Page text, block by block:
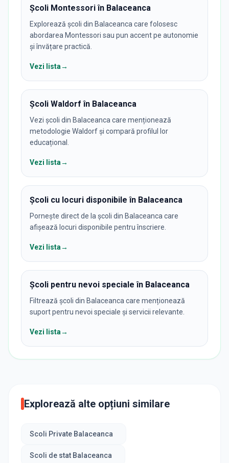
Școli Montessori în Balaceanca
Explorează școli din Balaceanca care folosesc
abordarea Montessori sau pun accent pe autonomie
și învățare practică.
Vezi lista→
Școli Waldorf în Balaceanca
Vezi școli din Balaceanca care menționează
metodologie Waldorf și compară profilul lor
educațional.
Vezi lista→
Școli cu locuri disponibile în Balaceanca
Pornește direct de la școli din Balaceanca care
afișează locuri disponibile pentru înscriere.
Vezi lista→
Școli pentru nevoi speciale în Balaceanca
Filtrează școli din Balaceanca care menționează
suport pentru nevoi speciale și servicii relevante.
Vezi lista→
Explorează alte opțiuni similare
Scoli Private Balaceanca
Scoli de stat Balaceanca